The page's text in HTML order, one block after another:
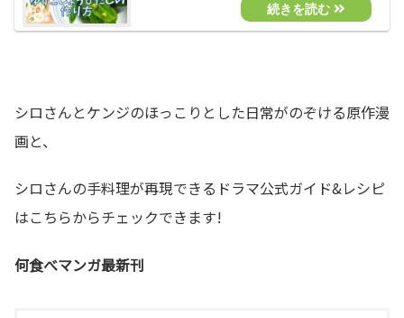
シロさんとケンジのほっこりとした日常がのぞける原作漫
画と、
シロさんの手料理が再現できるドラマ公式ガイド&レシピ
はこちらからチェックできます!
何食べマンガ最新刊